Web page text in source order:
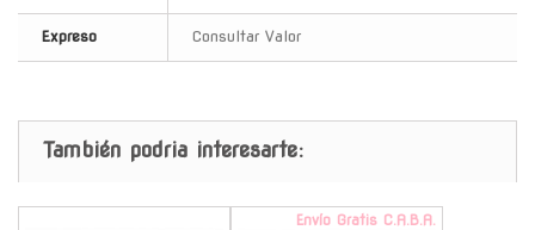
Expreso Consultar Valor
También podria interesarte:
Envío Gratis C.A.B.A.